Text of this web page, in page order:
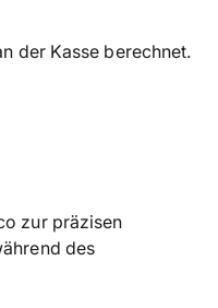
der Kasse berechnet.
zur präzisen
des